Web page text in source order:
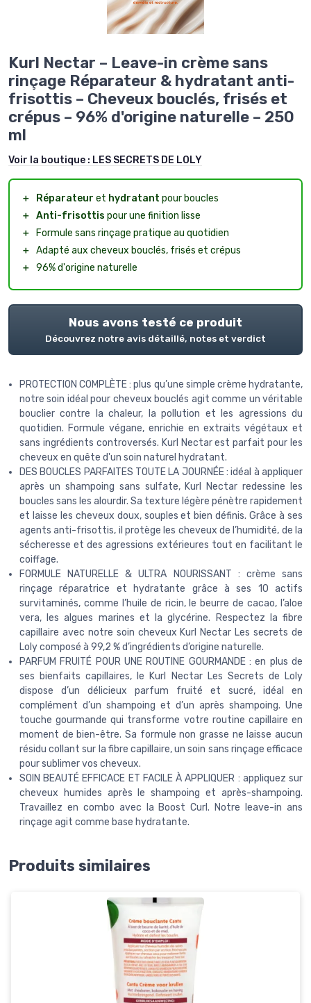
Kurl Nectar – Leave-in crème sans
rinçage Réparateur & hydratant anti-
frisottis – Cheveux bouclés, frisés et
crépus – 96% d'origine naturelle – 250
ml
Voir la boutique : LES SECRETS DE LOLY
＋ Réparateur et hydratant pour boucles
＋ Anti-frisottis pour une finition lisse
＋
Formule sans rinçage pratique au quotidien
＋ Adapté aux cheveux bouclés, frisés et crépus
＋ 96% d'origine naturelle
Nous avons testé ce produit
Découvrez notre avis détaillé, notes et verdict
PROTECTION COMPLÈTE : plus qu’une simple crème hydratante,
notre soin idéal pour cheveux bouclés agit comme un véritable
bouclier contre la chaleur, la pollution et les agressions du
quotidien. Formule végane, enrichie en extraits végétaux et
sans ingrédients controversés. Kurl Nectar est parfait pour les
cheveux en quête d'un soin naturel hydratant.
DES BOUCLES PARFAITES TOUTE LA JOURNÉE : idéal à appliquer
après un shampoing sans sulfate, Kurl Nectar redessine les
boucles sans les alourdir. Sa texture légère pénètre rapidement
et laisse les cheveux doux, souples et bien définis. Grâce à ses
agents anti-frisottis, il protège les cheveux de l’humidité, de la
sécheresse et des agressions extérieures tout en facilitant le
coiffage.
FORMULE NATURELLE & ULTRA NOURISSANT : crème sans
rinçage réparatrice et hydratante grâce à ses 10 actifs
survitaminés, comme l’huile de ricin, le beurre de cacao, l’aloe
vera, les algues marines et la glycérine. Respectez la fibre
capillaire avec notre soin cheveux Kurl Nectar Les secrets de
Loly composé à 99,2 % d’ingrédients d’origine naturelle.
PARFUM FRUITÉ POUR UNE ROUTINE GOURMANDE : en plus de
ses bienfaits capillaires, le Kurl Nectar Les Secrets de Loly
dispose d’un délicieux parfum fruité et sucré, idéal en
complément d’un shampoing et d’un après shampoing. Une
touche gourmande qui transforme votre routine capillaire en
moment de bien-être. Sa formule non grasse ne laisse aucun
résidu collant sur la fibre capillaire, un soin sans rinçage efficace
pour sublimer vos cheveux.
SOIN BEAUTÉ EFFICACE ET FACILE À APPLIQUER : appliquez sur
cheveux humides après le shampoing et après-shampoing.
Travaillez en combo avec la Boost Curl. Notre leave-in ans
rinçage agit comme base hydratante.
Produits similaires